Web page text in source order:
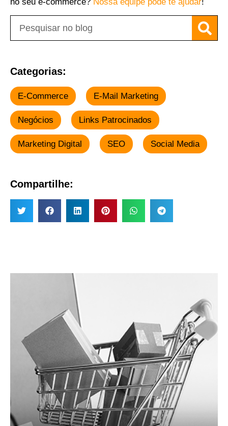
Categorias:
E-Commerce E-Mail Marketing
Negócios Links Patrocinados
Marketing Digital SEO Social Media
Compartilhe: